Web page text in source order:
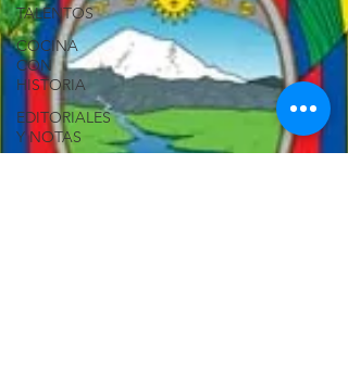
TALENTOS
COCINA
CON
HISTORIA
EDITORIALES
Y NOTAS